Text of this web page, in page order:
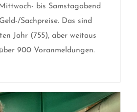
bis Samstagabend
Sachpreise. Das sind
Jahr (755), aber weitaus
900 Voranmeldungen.